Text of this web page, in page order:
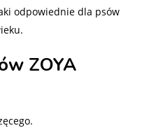
odpowiednie dla psów
ZOYA